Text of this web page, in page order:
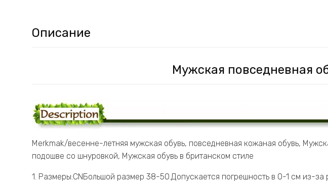
Описание
Мужская повседневная
Merkmak/весенне-летняя мужская обувь, повседневная кожаная обувь,
подошве со шнуровкой, Мужская обувь в британском стиле
1. Размеры:CNБольшой размер 38-50.Допускается погрешность в 0-1 см из-за